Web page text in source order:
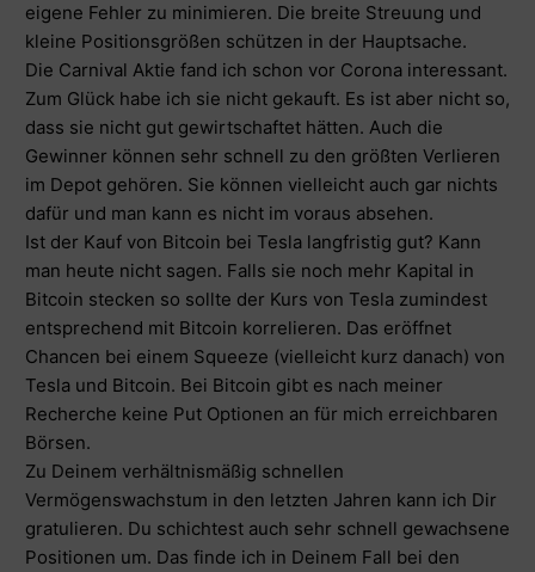
eigene Fehler zu minimieren. Die breite Streuung und
kleine Positionsgrößen schützen in der Hauptsache.
Die Carnival Aktie fand ich schon vor Corona interessant.
Zum Glück habe ich sie nicht gekauft. Es ist aber nicht so,
dass sie nicht gut gewirtschaftet hätten. Auch die
Gewinner können sehr schnell zu den größten Verlieren
im Depot gehören. Sie können vielleicht auch gar nichts
dafür und man kann es nicht im voraus absehen.
Ist der Kauf von Bitcoin bei Tesla langfristig gut? Kann
man heute nicht sagen. Falls sie noch mehr Kapital in
Bitcoin stecken so sollte der Kurs von Tesla zumindest
entsprechend mit Bitcoin korrelieren. Das eröffnet
Chancen bei einem Squeeze (vielleicht kurz danach) von
Tesla und Bitcoin. Bei Bitcoin gibt es nach meiner
Recherche keine Put Optionen an für mich erreichbaren
Börsen.
Zu Deinem verhältnismäßig schnellen
Vermögenswachstum in den letzten Jahren kann ich Dir
gratulieren. Du schichtest auch sehr schnell gewachsene
Positionen um. Das finde ich in Deinem Fall bei den